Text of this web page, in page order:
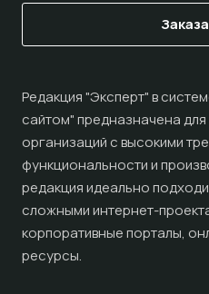
Редакция "Эксперт" в
сайтом" предназначена
организаций с высокими
функциональности и
редакция идеально
сложными интернет-
корпоративные порталы,
ресурсы.